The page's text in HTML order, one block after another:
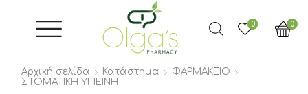
0 0
Αρχική σελίδα Κατάστημα
ΦΑΡΜΑΚΕΙΟ
ΣΤΟΜΑΤΙΚΗ ΥΓΙΕΙΝΗ